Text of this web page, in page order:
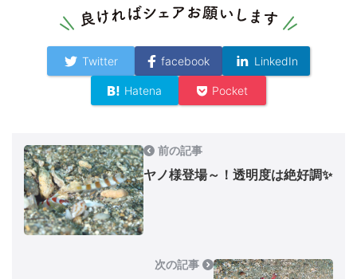
Twitter facebook LinkedIn
Hatena Pocket
前の記事
ヤノ様登場～！透明度は絶好調✨
次の記事